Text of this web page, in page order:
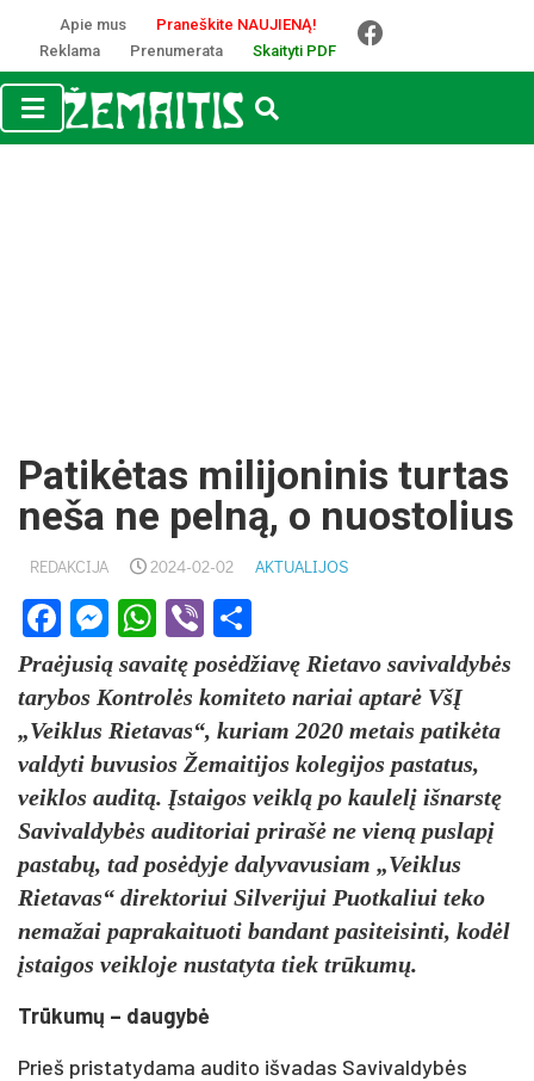
Apie mus
Praneškite NAUJIENĄ!
Reklama
Prenumerata Skaityti PDF
Patikėtas milijoninis turtas
neša ne pelną, o nuostolius
REDAKCIJA 2024-02-02 AKTUALIJOS
Facebook
Messenger
WhatsApp
Viber
Praėjusią savaitę posėdžiavę Rietavo savivaldybės
tarybos Kontrolės komiteto nariai aptarė VšĮ
„Veiklus Rietavas“, kuriam 2020 metais patikėta
valdyti buvusios Žemaitijos kolegijos pastatus,
veiklos auditą. Įstaigos veiklą po kaulelį išnarstę
Savivaldybės auditoriai prirašė ne vieną puslapį
pastabų, tad posėdyje dalyvavusiam „Veiklus
Rietavas“ direktoriui Silverijui Puotkaliui teko
nemažai paprakaituoti bandant pasiteisinti, kodėl
įstaigos veikloje nustatyta tiek trūkumų.
Trūkumų – daugybė
Prieš pristatydama audito išvadas Savivaldybės